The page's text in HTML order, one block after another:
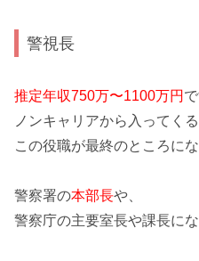
警視長
推定年収750万〜1100万円 で
ノンキャリアから入ってくる
この役職が最終のところにな
警察署の本部長や、
警察庁の主要室長や課長にな